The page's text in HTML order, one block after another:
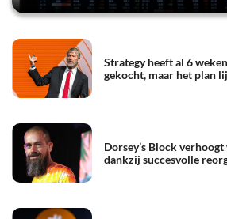
Strategy heeft al 6
gekocht, maar het plan
Dorsey’s Block
dankzij succesvolle